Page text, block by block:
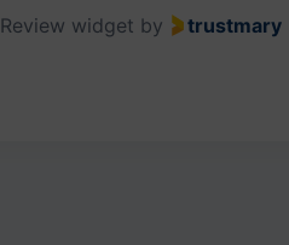
Review widget by trustmary